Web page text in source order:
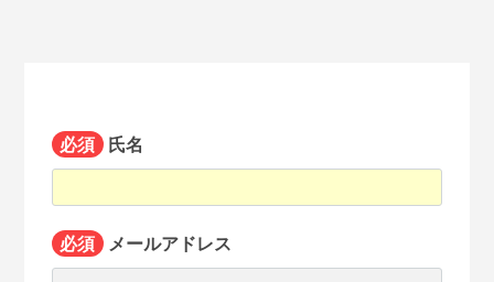
必須 氏名
必須 メールアドレス